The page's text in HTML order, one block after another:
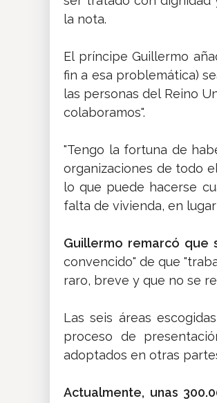
la nota.
El príncipe Guillermo
fin a esa problemática)
las personas del Reino
colaboramos".
"Tengo la fortuna de
organizaciones de todo
lo que puede hacerse
falta de vivienda, en
Guillermo remarcó que
convencido" de que
raro, breve y que no se
Las seis áreas
proceso de
adoptados en otras
Actualmente, unas